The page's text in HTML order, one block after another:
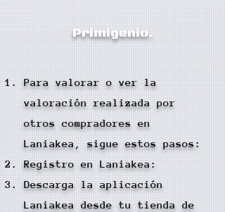
Primigenio.
Para valorar o ver la
valoración realizada por
otros compradores en
Laniakea, sigue estos pasos:
Registro en Laniakea:
Descarga la aplicación
Laniakea desde tu tienda de